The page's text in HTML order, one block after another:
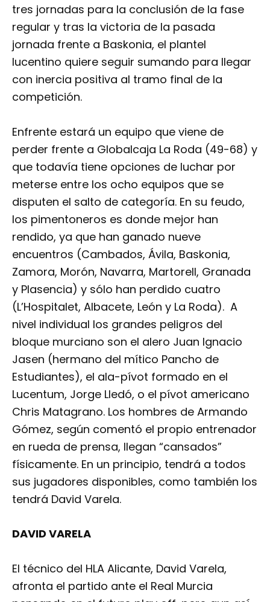
tres jornadas para la conclusión de la fase
regular y tras la victoria de la pasada
jornada frente a Baskonia, el plantel
lucentino quiere seguir sumando para llegar
con inercia positiva al tramo final de la
competición.
Enfrente estará un equipo que viene de
perder frente a Globalcaja La Roda (49-68) y
que todavía tiene opciones de luchar por
meterse entre los ocho equipos que se
disputen el salto de categoría. En su feudo,
los pimentoneros es donde mejor han
rendido, ya que han ganado nueve
encuentros (Cambados, Ávila, Baskonia,
Zamora, Morón, Navarra, Martorell, Granada
y Plasencia) y sólo han perdido cuatro
(L’Hospitalet, Albacete, León y La Roda). A
nivel individual los grandes peligros del
bloque murciano son el alero Juan Ignacio
Jasen (hermano del mítico Pancho de
Estudiantes), el ala-pívot formado en el
Lucentum, Jorge Lledó, o el pívot americano
Chris Matagrano. Los hombres de Armando
Gómez, según comentó el propio entrenador
en rueda de prensa, llegan “cansados”
físicamente. En un principio, tendrá a todos
sus jugadores disponibles, como también los
tendrá David Varela.
DAVID VARELA
El técnico del HLA Alicante, David Varela,
afronta el partido ante el Real Murcia